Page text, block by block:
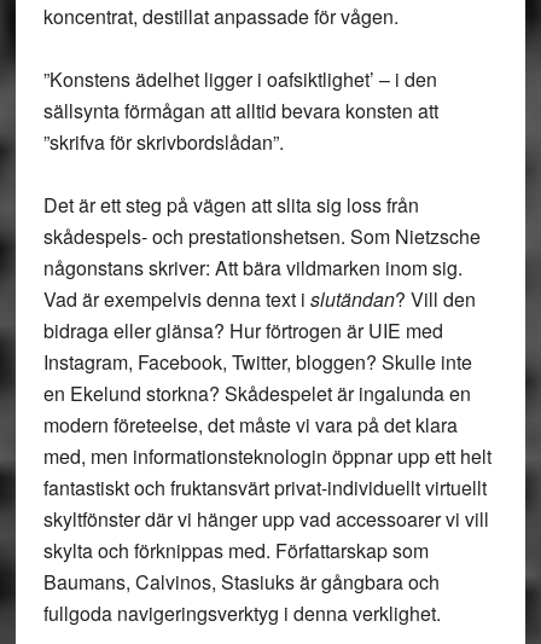
koncentrat, destillat anpassade för vågen.
”Konstens ädelhet ligger i oafsiktlighet’ – i den
sällsynta förmågan att alltid bevara konsten att
”skrifva för skrivbordslådan”.
Det är ett steg på vägen att slita sig loss från
skådespels- och prestationshetsen. Som Nietzsche
någonstans skriver: Att bära vildmarken inom sig.
Vad är exempelvis denna text i slutändan? Vill den
bidraga eller glänsa? Hur förtrogen är UIE med
Instagram, Facebook, Twitter, bloggen? Skulle inte
en Ekelund storkna? Skådespelet är ingalunda en
modern företeelse, det måste vi vara på det klara
med, men informationsteknologin öppnar upp ett helt
fantastiskt och fruktansvärt privat-individuellt virtuellt
skyltfönster där vi hänger upp vad accessoarer vi vill
skylta och förknippas med. Författarskap som
Baumans, Calvinos, Stasiuks är gångbara och
fullgoda navigeringsverktyg i denna verklighet.